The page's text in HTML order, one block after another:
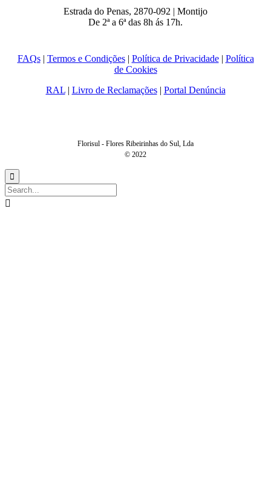
Estrada do Penas, 2870-092 | Montijo
De 2ª a 6ª das 8h ás 17h.
FAQs| Termos e Condições| Política de Privacidade| Política
de Cookies
RAL| Livro de Reclamações| Portal Denúncia
Florisul - Flores Ribeirinhas do Sul, Lda
© 2022

